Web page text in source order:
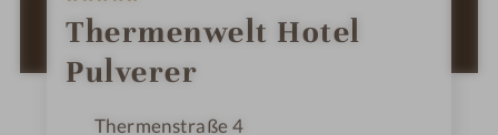
ZUR ROUTENPLANUNG MIT GOOGLE
MAPS
t
e
r
n
Thermenwelt Hotel
Pulverer
Thermenstraße 4